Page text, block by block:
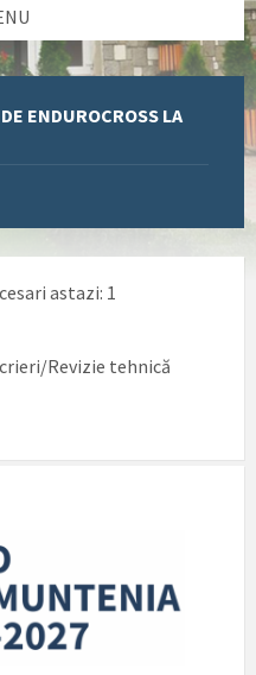
ENDUROCROSS LA
astazi: 1
Revizie tehnică